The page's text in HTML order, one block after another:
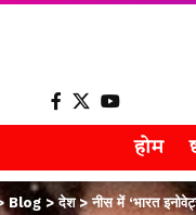
होम
Blog >देश>नीस में ‘भारत